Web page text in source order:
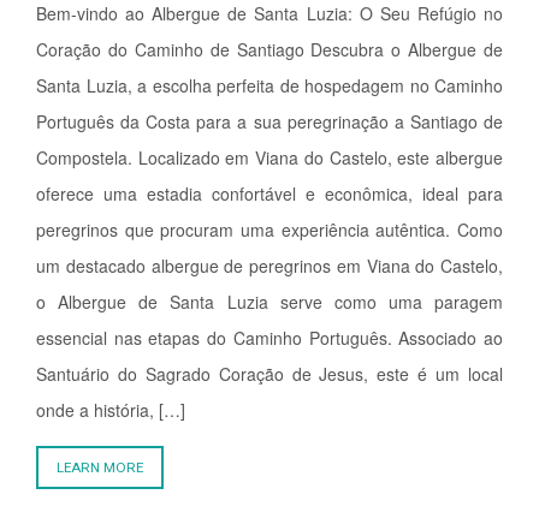
Bem-vindo ao Albergue de Santa Luzia: O Seu Refúgio no
Coração do Caminho de Santiago Descubra o Albergue de
Santa Luzia, a escolha perfeita de hospedagem no Caminho
Português da Costa para a sua peregrinação a Santiago de
Compostela. Localizado em Viana do Castelo, este albergue
oferece uma estadia confortável e econômica, ideal para
peregrinos que procuram uma experiência autêntica. Como
um destacado albergue de peregrinos em Viana do Castelo,
o Albergue de Santa Luzia serve como uma paragem
essencial nas etapas do Caminho Português. Associado ao
Santuário do Sagrado Coração de Jesus, este é um local
onde a história, […]
LEARN MORE